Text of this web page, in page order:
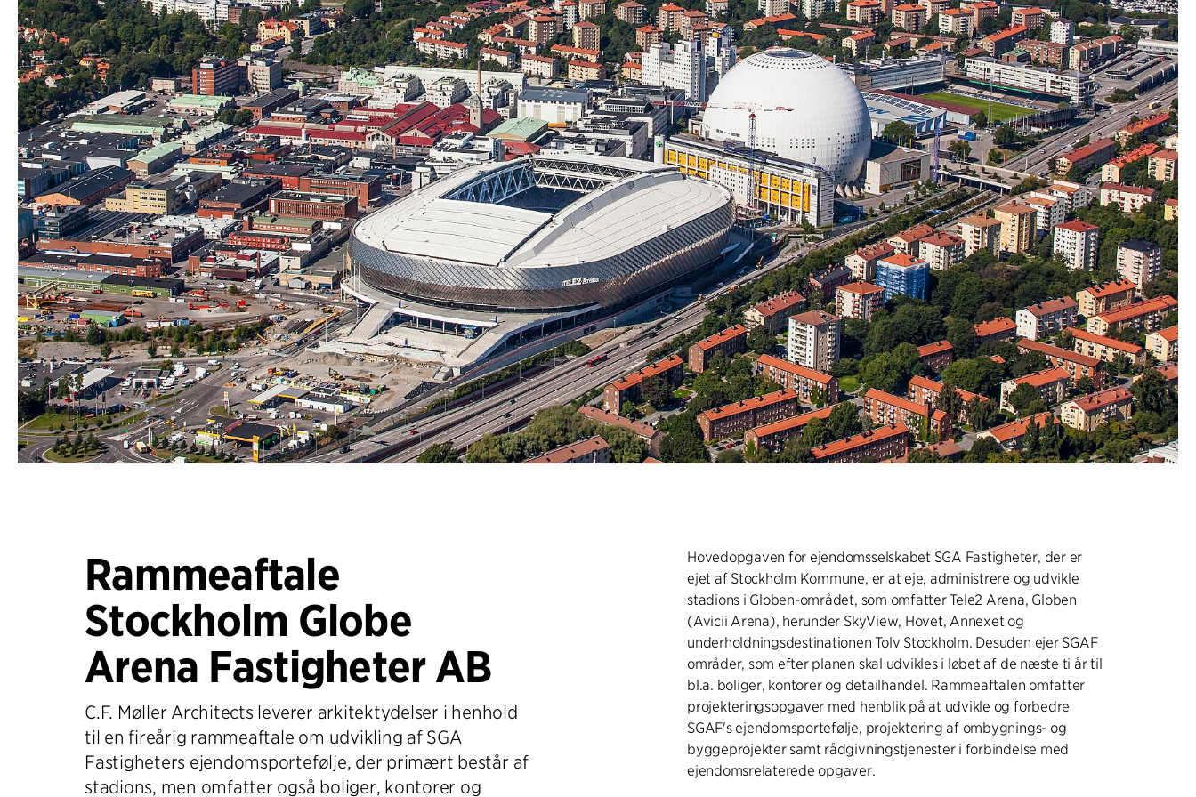
Rammeaftale
Stockholm Globe
Arena Fastigheter AB
C.F. Møller Architects leverer arkitektydelser i henhold
til en fireårig rammeaftale om udvikling af SGA
Fastigheters ejendomsportefølje, der primært består af
stadions, men omfatter også boliger, kontorer og
Hovedopgaven for ejendomsselskabet SGA Fastigheter, der er
ejet af Stockholm Kommune, er at eje, administrere og udvikle
stadions i Globen-området, som omfatter Tele2 Arena, Globen
(Avicii Arena), herunder SkyView, Hovet, Annexet og
underholdningsdestinationen Tolv Stockholm. Desuden ejer SGAF
områder, som efter planen skal udvikles i løbet af de næste ti år til
bl.a. boliger, kontorer og detailhandel. Rammeaftalen omfatter
projekteringsopgaver med henblik på at udvikle og forbedre
SGAF's ejendomsportefølje, projektering af ombygnings- og
byggeprojekter samt rådgivningstjenester i forbindelse med
ejendomsrelaterede opgaver.